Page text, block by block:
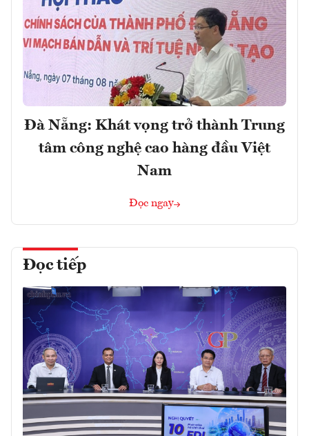
Đà Nẵng: Khát vọng trở thành Trung
tâm công nghệ cao hàng đầu Việt
Nam
Đọc ngay
Đọc tiếp